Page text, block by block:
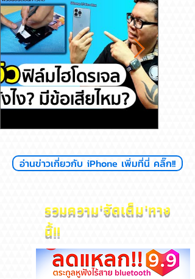
เสียไหม
ไหม?
อ่านข่าวเกี่ยวกับ iPhone เพิ่มที่นี่ คลิ๊ก!!
รวมความ'จัดเต็ม'ทาง
นี้!!